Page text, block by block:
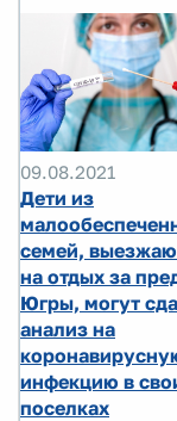
09.08.2021
Дети из
семей,
на отдых за
Югры, могут
анализ на
инфекцию в
поселках